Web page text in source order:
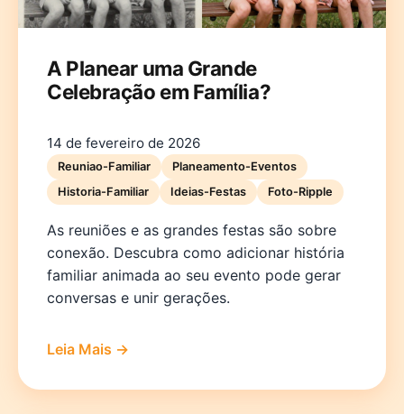
A Planear uma Grande
Celebração em Família?
14 de fevereiro de 2026
Reuniao-Familiar
Planeamento-Eventos
Historia-Familiar
Ideias-Festas Foto-Ripple
As reuniões e as grandes festas são sobre
conexão. Descubra como adicionar história
familiar animada ao seu evento pode gerar
conversas e unir gerações.
Leia Mais →